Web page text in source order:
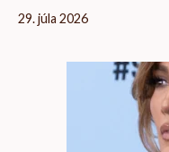
29. júla 2026